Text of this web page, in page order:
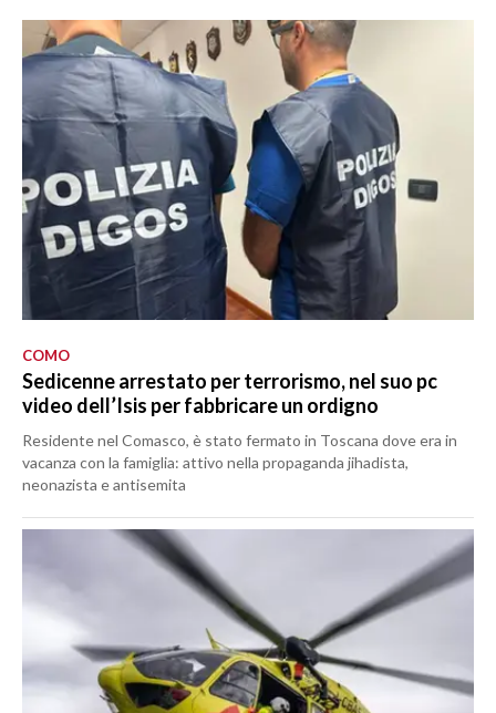
COMO
Sedicenne arrestato per terrorismo, nel suo pc
video dell’Isis per fabbricare un ordigno
Residente nel Comasco, è stato fermato in Toscana dove era in
vacanza con la famiglia: attivo nella propaganda jihadista,
neonazista e antisemita